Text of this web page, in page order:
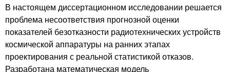
В настоящем диссертационном исследовании решается
проблема несоответствия прогнозной оценки
показателей безотказности радиотехнических устройств
космической аппаратуры на ранних этапах
проектирования с реальной статистикой отказов.
Разработана математическая модель